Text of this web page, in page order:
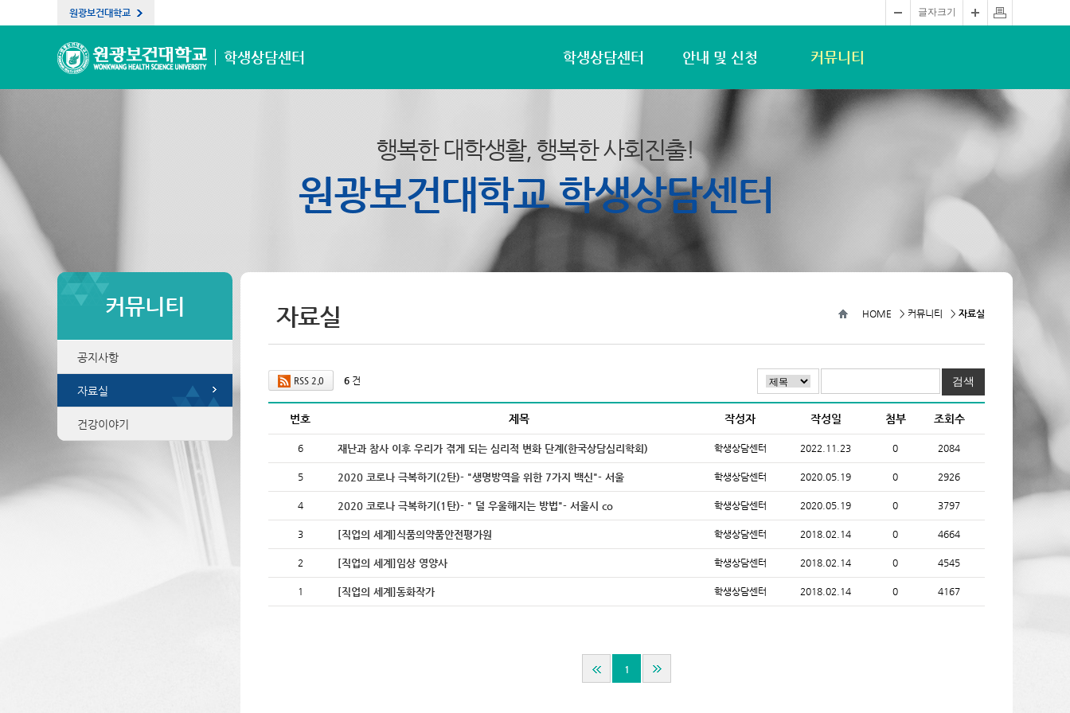
원광보건대학교 글자크기
학생상담센터 학생상담센터 안내 및 신청 커뮤니티
행복한 대학생활, 행복한 사회진출!
원광보건대학교 학생상담센터
커뮤니티
공지사항
자료실
건강이야기
HOME > 커뮤니티 > 자료실
자료실
RSS 2.0 6 건
번호 제목 작성자 작성일 첨부 조회수
6 재난과 참사 이후 우리가 겪게 되는 심리적 변화 단계(한국상담심리학회) 학생상담센터 2022.11.23 0 2084
5 2020 코로나 극복하기(2탄)- "생명방역을 위한 7가지 백신"- 서울 학생상담센터 2020.05.19 0 2926
4 2020 코로나 극복하기(1탄)- " 덜 우울해지는 방법"- 서울시 co 학생상담센터 2020.05.19 0 3797
3 [직업의 세계]식품의약품안전평가원 학생상담센터 2018.02.14 0 4664
2 [직업의 세계]임상 영양사 학생상담센터 2018.02.14 0 4545
1 [직업의 세계]동화작가 학생상담센터 2018.02.14 0 4167
1